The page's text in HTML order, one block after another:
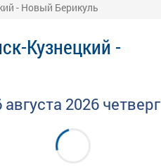
- Новый Берикуль
Кузнецкий -
августа 2026 четверг